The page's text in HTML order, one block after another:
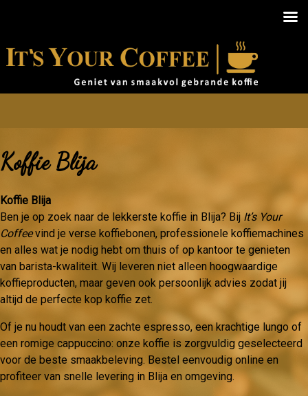
Koffie Blija
Koffie Blija
Ben je op zoek naar de lekkerste koffie in Blija? Bij It’s Your
Coffeevind je verse koffiebonen, professionele koffiemachines
en alles wat je nodig hebt om thuis of op kantoor te genieten
van barista-kwaliteit. Wij leveren niet alleen hoogwaardige
koffieproducten, maar geven ook persoonlijk advies zodat jij
altijd de perfecte kop koffie zet.
Of je nu houdt van een zachte espresso, een krachtige lungo of
een romige cappuccino: onze koffie is zorgvuldig geselecteerd
voor de beste smaakbeleving. Bestel eenvoudig online en
profiteer van snelle levering in Blija en omgeving.